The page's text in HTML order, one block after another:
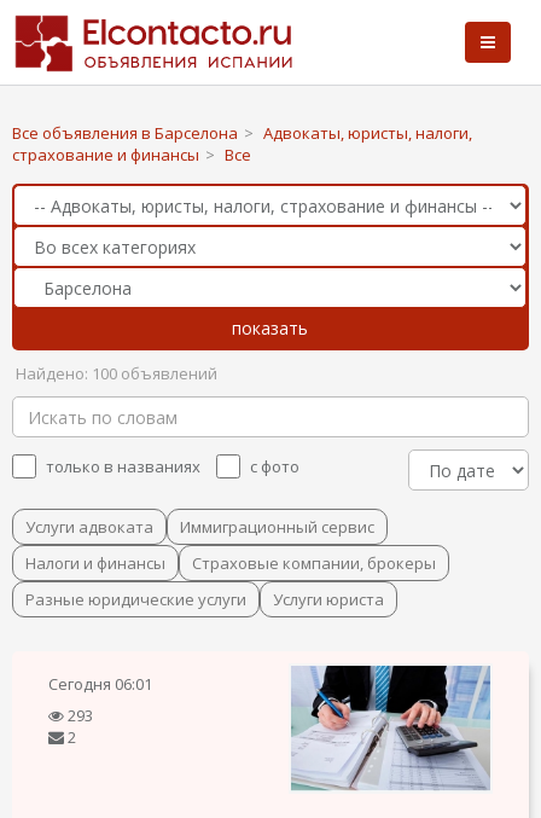
Все объявления в Барселона > Адвокаты, юристы, налоги,
страхование и финансы > Все
Найдено: 100 объявлений
только в названиях с фото
Услуги адвоката
Иммиграционный сервис
Налоги и финансы
Страховые компании, брокеры
Разные юридические услуги
Услуги юриста
Сегодня 06:01
293
2